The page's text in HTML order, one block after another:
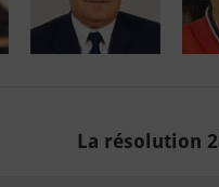
La résolution